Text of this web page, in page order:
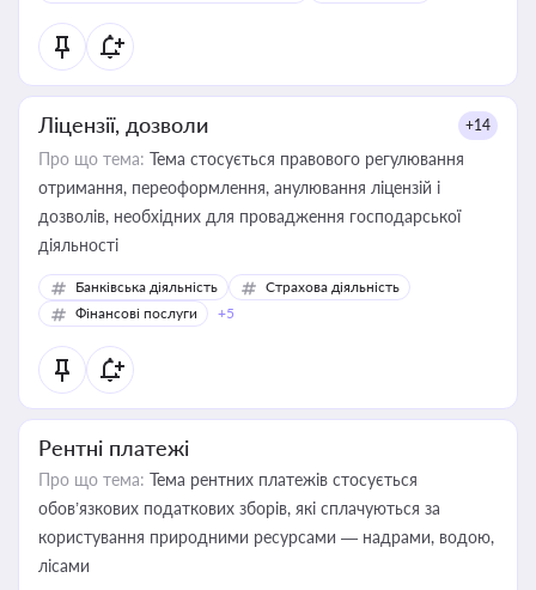
Ліцензії, дозволи +14
Про що тема: Тема стосується правового регулювання
отримання, переоформлення, анулювання ліцензій і
дозволів, необхідних для провадження господарської
діяльності
Банківська діяльність
Страхова діяльність
Фінансові послуги
+5
Рентні платежі
Про що тема: Тема рентних платежів стосується
обов’язкових податкових зборів, які сплачуються за
користування природними ресурсами — надрами, водою,
лісами